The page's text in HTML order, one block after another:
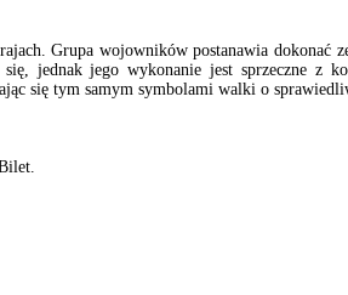
Grupa wojowników postanawia dokonać
jednak jego wykonanie jest sprzeczne z
się tym samym symbolami walki o